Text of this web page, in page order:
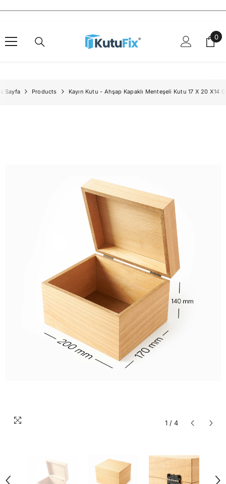
0
0
Sayfa Products Kayın Kutu - Ahşap Kapaklı Menteşeli Kutu 17 X 20 X14
1 / 4